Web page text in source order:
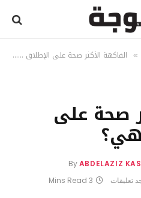
» الفاكهة الأكثر صحة على الإطلاق … ما هي؟
صحة على
هي؟
ByABDELAZIZ
تعليقات 3 Mins Read